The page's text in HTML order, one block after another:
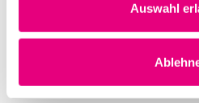
Auswahl